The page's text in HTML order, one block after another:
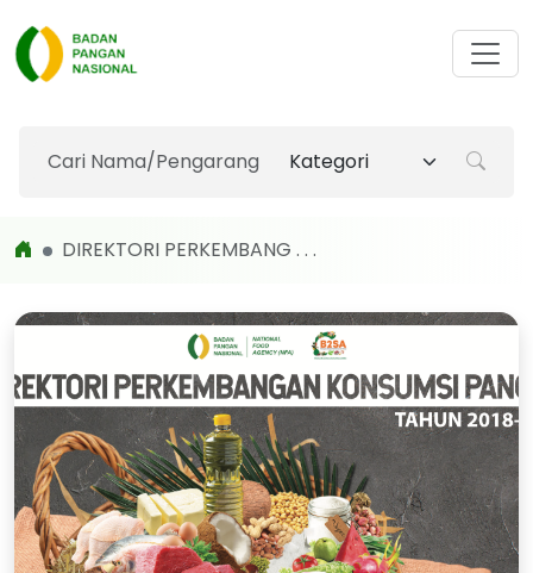
DIREKTORI PERKEMBANG . . .